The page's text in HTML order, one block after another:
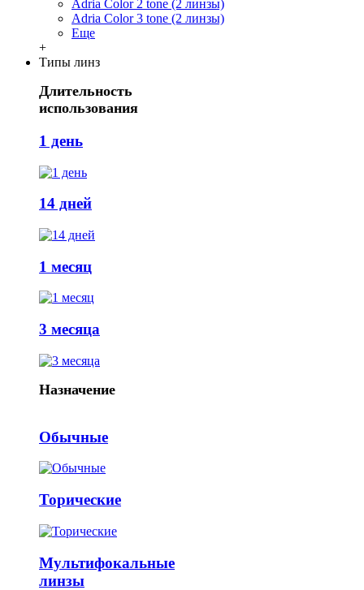
Adria Сolor 2 tone (2 линзы)
Adria Сolor 3 tone (2 линзы)
Еще
+
Типы линз
Длительность
использования
1 день
14 дней
1 месяц
3 месяца
Назначение
Обычные
Торические
Мультифокальные
линзы